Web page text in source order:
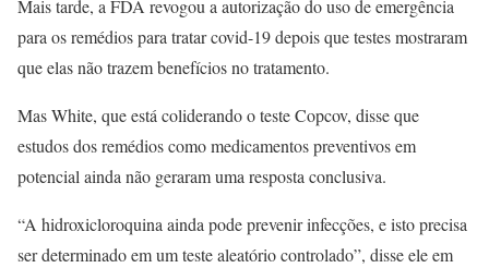
Mais tarde, a FDA revogou a autorização do uso de emergência
para os remédios para tratar covid-19 depois que testes mostraram
que elas não trazem benefícios no tratamento.
Mas White, que está coliderando o teste Copcov, disse que
estudos dos remédios como medicamentos preventivos em
potencial ainda não geraram uma resposta conclusiva.
“A hidroxicloroquina ainda pode prevenir infecções, e isto precisa
ser determinado em um teste aleatório controlado”, disse ele em